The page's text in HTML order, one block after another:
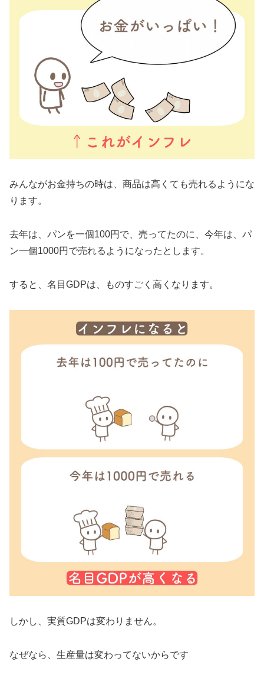
みんながお金持ちの時は、商品は高くても売れるようにな
ります。
去年は、パンを一個100円で、売ってたのに、今年は、パ
ン一個1000円で売れるようになったとします。
すると、名目GDPは、ものすごく高くなります。
しかし、実質GDPは変わりません。
なぜなら、生産量は変わってないからです